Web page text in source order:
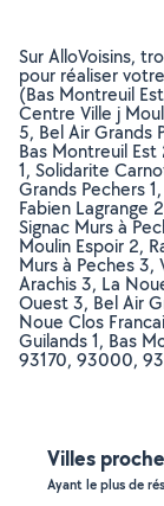
Sur AlloVoisins,
pour réaliser
(Bas Montreuil
Centre Ville j
5, Bel Air Grands
Bas Montreuil
1, Solidarite
Grands Pechers
Fabien Lagrange
Signac Murs à
Moulin Espoir 2,
Murs à Peches 3,
Arachis 3, La
Ouest 3, Bel Air
Noue Clos
Guilands 1, Bas
93170, 93000,
Villes
Ayant le plus de